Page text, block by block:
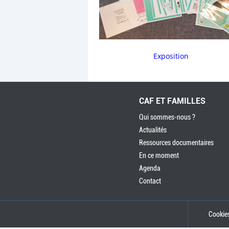
Exposition
CAF ET FAMILLES
Qui sommes-nous ?
Actualités
Ressources documentaires
En ce moment
Agenda
Contact